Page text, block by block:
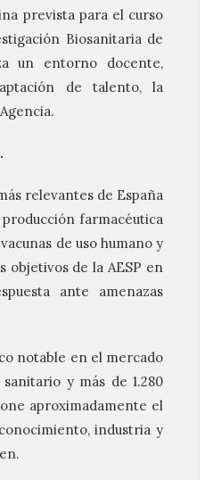
prevista para el curso
Biosanitaria de
un entorno docente,
de talento, la
relevantes de España
farmacéutica
de uso humano y
de la AESP en
ante amenazas
notable en el mercado
y más de 1.280
aproximadamente el
industria y